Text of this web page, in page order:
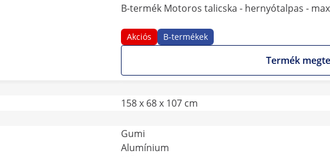
B-termék Motoros talicska - hernyótalpas -
Akciós B-termékek
Termék
158 x 68 x 107 cm
Gumi
Alumínium